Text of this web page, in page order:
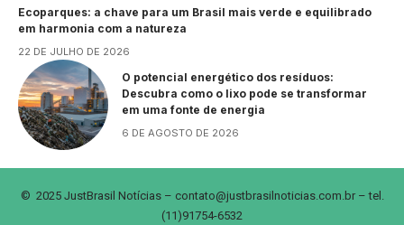
Ecoparques: a chave para um Brasil mais verde e equilibrado
em harmonia com a natureza
22 DE JULHO DE 2026
O potencial energético dos resíduos:
Descubra como o lixo pode se transformar
em uma fonte de energia
6 DE AGOSTO DE 2026
© 2025 JustBrasil Notícias – contato@justbrasilnoticias.com.br– tel.
(11)91754-6532